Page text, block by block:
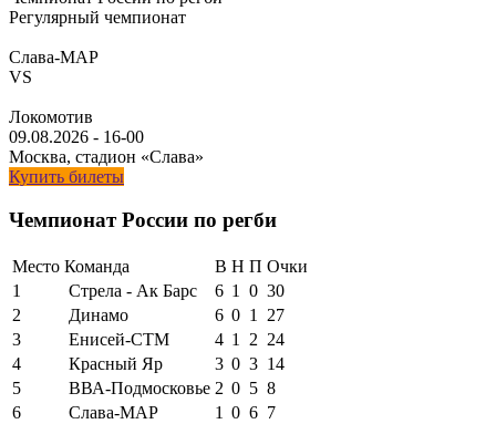
Регулярный чемпионат
Слава-МАР
VS
Локомотив
09.08.2026 - 16-00
Москва, стадион «Слава»
Купить билеты
Чемпионат России по регби
Место Команда В Н П Очки
1
Стрела - Ак Барс 6 1 0 30
2
Динамо 6 0 1
27
3
Енисей-СТМ 4 1 2 24
4
Красный Яр 3 0 3 14
5
ВВА-Подмосковье 2 0 5 8
6
Слава-МАР 1 0 6 7